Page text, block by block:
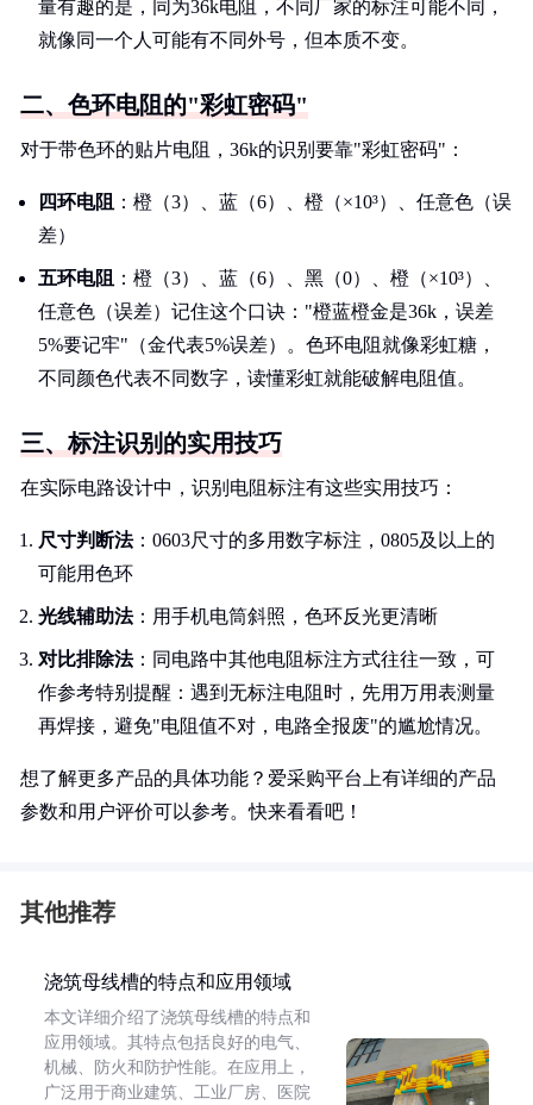
量有趣的是，同为36k电阻，不同厂家的标注可能不同，
就像同一个人可能有不同外号，但本质不变。
二、色环电阻的"彩虹密码"
对于带色环的贴片电阻，36k的识别要靠"彩虹密码"：
四环电阻 ：橙（3）、蓝（6）、橙（×10³）、任意色（误
差）
五环电阻 ：橙（3）、蓝（6）、黑（0）、橙（×10³）、
任意色（误差）记住这个口诀："橙蓝橙金是36k，误差
5%要记牢"（金代表5%误差）。色环电阻就像彩虹糖，
不同颜色代表不同数字，读懂彩虹就能破解电阻值。
三、标注识别的实用技巧
在实际电路设计中，识别电阻标注有这些实用技巧：
尺寸判断法：0603尺寸的多用数字标注，0805及以上的
可能用色环
光线辅助法：用手机电筒斜照，色环反光更清晰
对比排除法：同电路中其他电阻标注方式往往一致，可
作参考特别提醒：遇到无标注电阻时，先用万用表测量
再焊接，避免"电阻值不对，电路全报废"的尴尬情况。
想了解更多产品的具体功能？爱采购平台上有详细的产品
参数和用户评价可以参考。快来看看吧！
其他推荐
浇筑母线槽的特点和应用领域
本文详细介绍了浇筑母线槽的特点和
应用领域。其特点包括良好的电气、
机械、防火和防护性能。在应用上，
广泛用于商业建筑、工业厂房、医院